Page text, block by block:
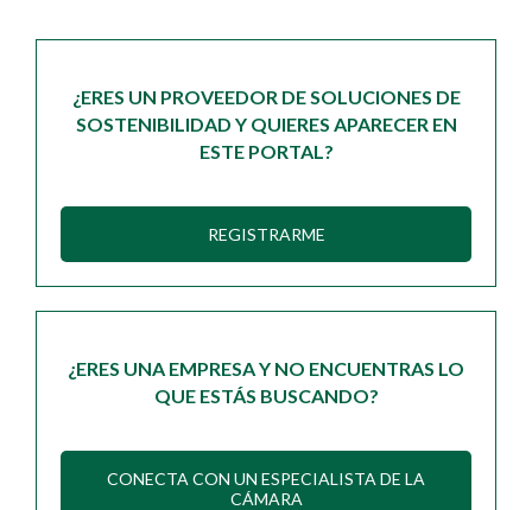
¿ERES UN PROVEEDOR DE SOLUCIONES DE
SOSTENIBILIDAD Y QUIERES APARECER EN
ESTE PORTAL?
REGISTRARME
¿ERES UNA EMPRESA Y NO ENCUENTRAS LO
QUE ESTÁS BUSCANDO?
CONECTA CON UN ESPECIALISTA DE LA
CÁMARA